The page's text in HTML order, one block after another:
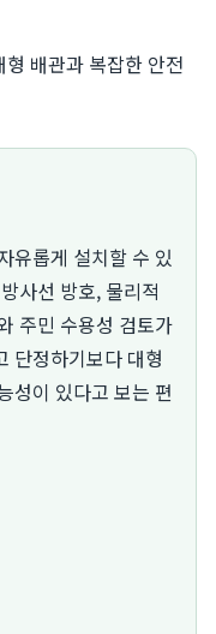
배관과 복잡한 안전
유롭게 설치할 수 있
사선 방호, 물리적
주민 수용성 검토가
단정하기보다 대형
성이 있다고 보는 편